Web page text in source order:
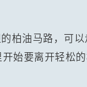
柏油马路，可
始要离开轻松